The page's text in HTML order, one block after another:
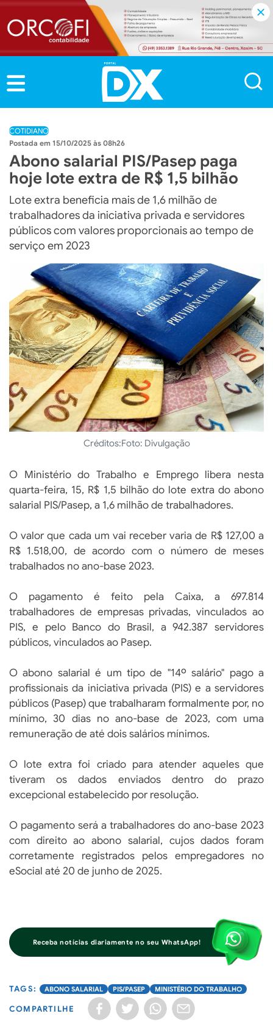
COTIDIANO
15/10/2025 às 08h26
Abono salarial PIS/Pasep paga
hoje lote extra de R$ 1,5 bilhão
Lote extra beneficia mais de 1,6 milhão de
trabalhadores da iniciativa privada e servidores
públicos com valores proporcionais ao tempo de
serviço em 2023
Créditos:Foto: Divulgação
O Ministério do Trabalho e Emprego libera nesta
quarta-feira, 15, R$ 1,5 bilhão do lote extra do abono
salarial PIS/Pasep, a 1,6 milhão de trabalhadores.
O valor que cada um vai receber varia de R$ 127,00 a
R$ 1.518,00, de acordo com o número de meses
trabalhados no ano-base 2023.
O pagamento é feito pela Caixa, a 697.814
trabalhadores de empresas privadas, vinculados ao
PIS, e pelo Banco do Brasil, a 942.387 servidores
públicos, vinculados ao Pasep.
O abono salarial é um tipo de "14º salário" pago a
profissionais da iniciativa privada (PIS) e a servidores
públicos (Pasep) que trabalharam formalmente por, no
mínimo, 30 dias no ano-base de 2023, com uma
remuneração de até dois salários mínimos.
O lote extra foi criado para atender aqueles que
tiveram os dados enviados dentro do prazo
excepcional estabelecido por resolução.
O pagamento será a trabalhadores do ano-base 2023
com direito ao abono salarial, cujos dados foram
corretamente registrados pelos empregadores no
eSocial até 20 de junho de 2025.
Receba notícias diariamente no seu WhatsApp!
ABONO SALARIAL PIS/PASEP MINISTÉRIO DO TRABALHO
COMPARTILHE